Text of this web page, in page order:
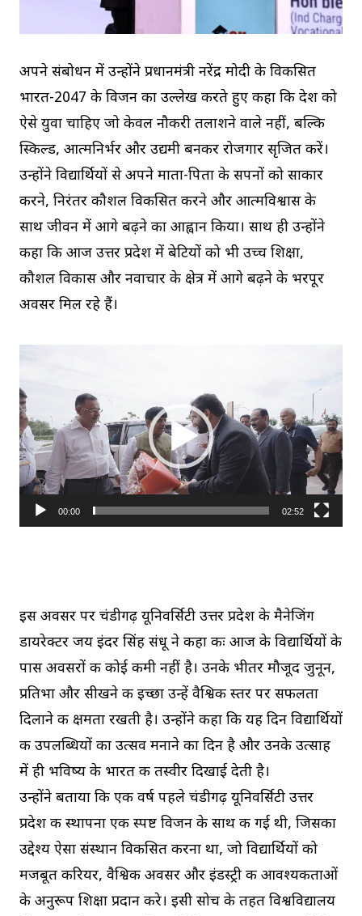
अपने संबोधन में उन्होंने प्रधानमंत्री नरेंद्र मोदी के विकसित
भारत-2047 के विजन का उल्लेख करते हुए कहा कि देश को
ऐसे युवा चाहिए जो केवल नौकरी तलाशने वाले नहीं, बल्कि
स्किल्ड, आत्मनिर्भर और उद्यमी बनकर रोजगार सृजित करें।
उन्होंने विद्यार्थियों से अपने माता-पिता के सपनों को साकार
करने, निरंतर कौशल विकसित करने और आत्मविश्वास के
साथ जीवन में आगे बढ़ने का आह्वान किया। साथ ही उन्होंने
कहा कि आज उत्तर प्रदेश में बेटियों को भी उच्च शिक्षा,
कौशल विकास और नवाचार के क्षेत्र में आगे बढ़ने के भरपूर
अवसर मिल रहे हैं।
d
e
o
P
r
00:00 02:52
इस अवसर पर चंडीगढ़ यूनिवर्सिटी उत्तर प्रदेश के मैनेजिंग
डायरेक्टर जय इंदर सिंह संधू ने कहा कीः आज के विद्यार्थियों के
पास अवसरों की कोई कमी नहीं है। उनके भीतर मौजूद जुनून,
प्रतिभा और सीखने की इच्छा उन्हें वैश्विक स्तर पर सफलता
दिलाने की क्षमता रखती है। उन्होंने कहा कि यह दिन विद्यार्थियों
की उपलब्धियों का उत्सव मनाने का दिन है और उनके उत्साह
में ही भविष्य के भारत की तस्वीर दिखाई देती है।
उन्होंने बताया कि एक वर्ष पहले चंडीगढ़ यूनिवर्सिटी उत्तर
प्रदेश की स्थापना एक स्पष्ट विजन के साथ की गई थी, जिसका
उद्देश्य ऐसा संस्थान विकसित करना था, जो विद्यार्थियों को
मजबूत करियर, वैश्विक अवसर और इंडस्ट्री की आवश्यकताओं
के अनुरूप शिक्षा प्रदान करे। इसी सोच के तहत विश्वविद्यालय